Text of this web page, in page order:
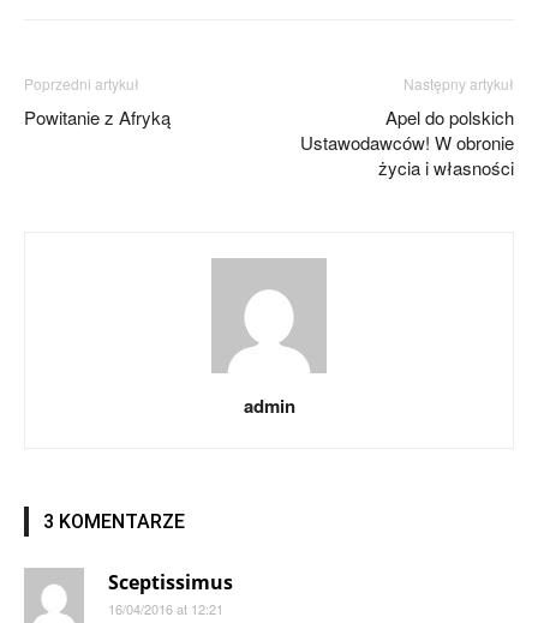
Poprzedni artykuł
Powitanie z Afryką
Następny artykuł
Apel do polskich
Ustawodawców! W obronie
życia i własności
admin
3 KOMENTARZE
Sceptissimus
16/04/2016 at 12:21